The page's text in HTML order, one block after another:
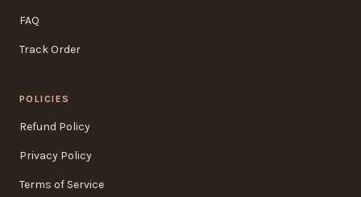
FAQ
Track Order
POLICIES
Refund Policy
Privacy Policy
Terms of Service